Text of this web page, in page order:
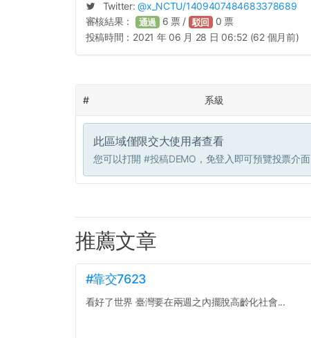
Twitter:@x_NCTU/1409407484683378689
審核結果： 通過 6 票 / 駁回 0 票
投稿時間： 2021 年 06 月 28 日 06:52 (62 個月前)
# 系級
此區域僅限交大使用者查看
您可以打開 #投稿DEMO ，免登入即可預覽投票介面
推薦文章
#靠交7623
看好了世界 臺灣要在兩週之內擺脫高齡化社會...